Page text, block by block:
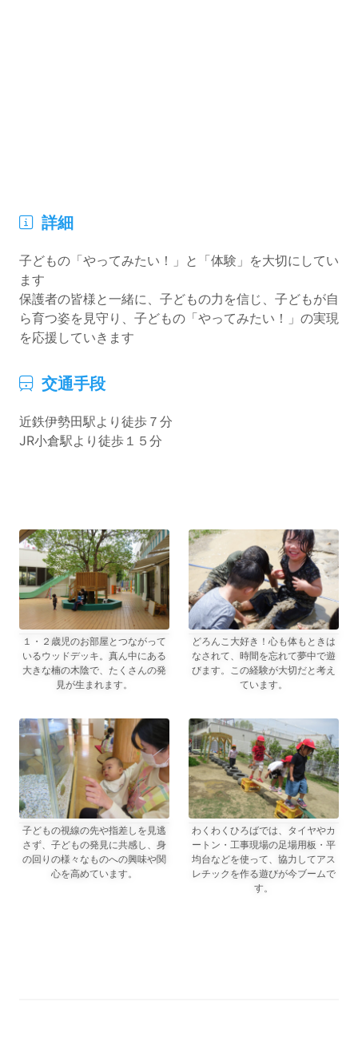
次のコンテンツは、この事業所のその他の情報エリアです
(サブタイトル)
詳細
子どもの「やってみたい！」と「体験」を大切にしてい
ます
保護者の皆様と一緒に、子どもの力を信じ、子どもが自
ら育つ姿を見守り、子どもの「やってみたい！」の実現
を応援していきます
(サブタイトル)
交通手段
近鉄伊勢田駅より徒歩７分
JR小倉駅より徒歩１５分
写真1枚目のキャプション、
１・２歳児のお部屋とつながって
いるウッドデッキ。真ん中にある
大きな楠の木陰で、たくさんの発
見が生まれます。
写真2枚目のキャプション、
どろんこ大好き！心も体もときは
なされて、時間を忘れて夢中で遊
びます。この経験が大切だと考え
ています。
写真3枚目のキャプション、
子どもの視線の先や指差しを見逃
さず、子どもの発見に共感し、身
の回りの様々なものへの興味や関
心を高めています。
写真4枚目のキャプション、
わくわくひろばでは、タイヤやカ
ートン・工事現場の足場用板・平
均台などを使って、協力してアス
レチックを作る遊びが今ブームで
す。